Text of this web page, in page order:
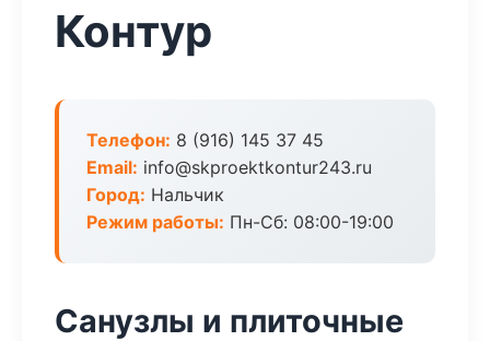
Контур
Телефон: 8 (916) 145 37 45
Email: info@skproektkontur243.ru
Город: Нальчик
Режим работы: Пн-Сб: 08:00-19:00
Санузлы и плиточные